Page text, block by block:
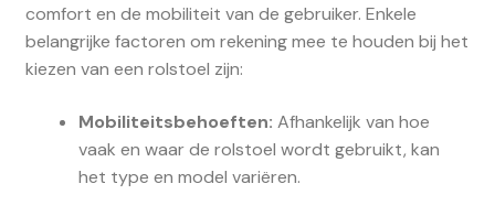
comfort en de mobiliteit van de gebruiker. Enkele
belangrijke factoren om rekening mee te houden bij het
kiezen van een rolstoel zijn:
Mobiliteitsbehoeften: Afhankelijk van hoe
vaak en waar de rolstoel wordt gebruikt, kan
het type en model variëren.